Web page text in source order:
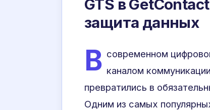
GTS в
защита данных
В современном
каналом
превратились в
Одним из самых